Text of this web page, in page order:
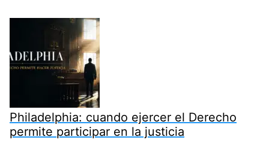
Philadelphia: cuando ejercer el Derecho
permite participar en la justicia